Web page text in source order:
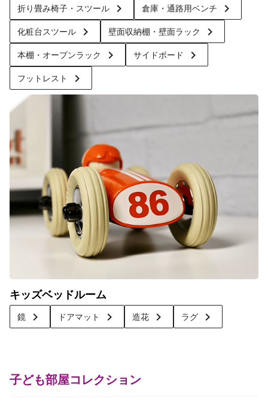
折り畳み椅子・スツール keyboard_arrow_right 倉庫・通路用ベンチ keyboard_arrow_right
化粧台スツール keyboard_arrow_right 壁面収納棚・壁面ラック keyboard_arrow_right
本棚・オープンラック keyboard_arrow_right サイドボード keyboard_arrow_right
フットレスト keyboard_arrow_right
キッズベッドルーム
鏡 keyboard_arrow_right ドアマット keyboard_arrow_right 造花 keyboard_arrow_right ラグ keyboard_arrow_right
子ども部屋コレクション